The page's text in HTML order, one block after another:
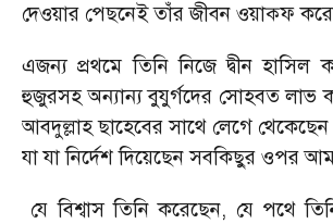
দেওয়ার পেছনেই তাঁর জীবন ওয়াক্ফ
এজন্য প্রথমে তিনি নিজে দ্বীন হাসিল
হুজুরসহ অন্যান্য বুযুর্গদের সোহবত লাভ
আবদুল্লাহ ছাহেবের সাথে লেগে
যা যা নির্দেশ দিয়েছেন সবকিছুর ওপর
যে বিশ্বাস তিনি করেছেন, যে পথে